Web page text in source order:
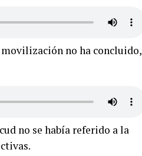
movilización no ha concluido,
no se había referido a la